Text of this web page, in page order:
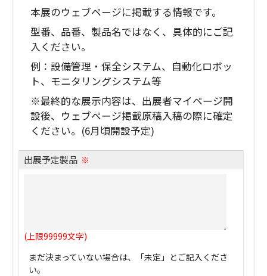
本展のウェブページに掲載する情報です。
型番、品番、製品名ではなく、具体的にご記
入ください。
例：設備管理・保全システム、自動化ロボッ
ト、モニタリングシステム等
※最終的な展示内容は、出展者マイページ開
設後、ウェブページ掲載原稿入稿の際に確定
ください。(6月頃開設予定)
出展予定製品 ※
(上限99999文字)
まだ決まっていない場合は、「未定」とご記入くださ
い。